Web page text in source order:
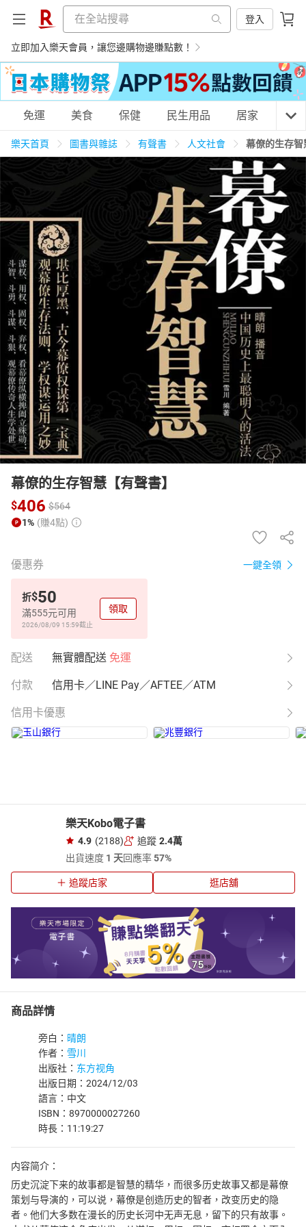
登入
立即加入樂天會員，讓您邊購物邊賺點數！
購物網分類
美食蛋糕 民生用品
居家生活 運動休閒 親子玩具
女裝 化妝保養
日本購物
免運 美食 保健 民生用品 居家 3C
樂天首頁 圖書與雜誌 有聲書 人文社會 幕僚的生存
幕僚的生存智慧【有聲書】
$406 $564
1% (賺4點)
優惠券 一鍵全領
折$50
滿555元可用
2026/08/09 15:59截止
領取
配送 無實體配送 免運
付款 信用卡／LINE Pay／AFTEE／ATM
信用卡優惠
樂天Kobo電子書
4.9 (2188) 追蹤 2.4萬
出貨速度 1 天回應率57%
追蹤店家 逛店舖
商品詳情
旁白： 晴朗
作者： 雪川
出版社： 东方视角
出版日期：2024/12/03
語言：中文
ISBN：8970000027260
時長：11:19:27
内容简介：
历史沉淀下来的故事都是智慧的精华，而很多历史故事又都是幕僚
策划与导演的，可以说，幕僚是创造历史的智者，改变历史的隐
者。他们大多数在漫长的历史长河中无声无息，留下的只有故事。